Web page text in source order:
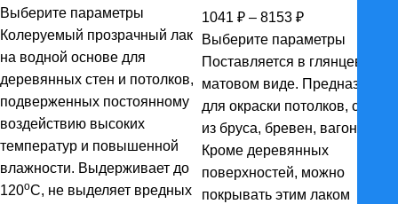
цен:
1177 ₽
–
3146 ₽
Выберите параметры
Колеруемый прозрачный лак
на водной основе для
деревянных стен и потолков,
подверженных постоянному
воздействию высоких
температур и повышенной
влажности. Выдерживает до
120oС, не выделяет вредных
1041 ₽ – 8153 ₽Диапазон
цен:
1041 ₽
–
8153 ₽
Выберите параметры
Поставляется в глянцевом и
матовом виде. Предназначен
для окраски потолков, стен
из бруса, бревен, вагонки.
Кроме деревянных
поверхностей, можно
покрывать этим лаком